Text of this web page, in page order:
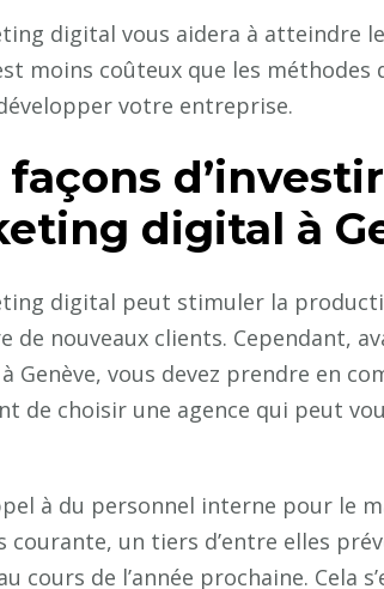
investir
dans
agence
marketing
digital
à
?
digital vous aidera à atteindre
moins coûteux que les méthodes
votre entreprise.
digital à
digital peut stimuler la
nouveaux clients. Cependant,
Genève, vous devez prendre en
de choisir une agence qui peut
à du personnel interne pour le
courante, un tiers d’entre elles
cours de l’année prochaine. Cela